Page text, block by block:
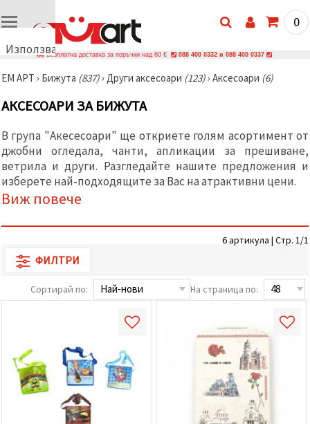
Използваме
🍪
бисквитки
за да
осигурим
правилната
работа на
сайта, да
подобрим
твоето
и, с твое
анализираме
трафика и
показваме
по-
включително
с помощта
на наши
партньори
за анализ
0
Безплатна доставка за поръчки над 60 € 088 400 0332 и 088 400 0337
ЕМ АРТ › Бижутa (837)› Други аксесоари (123)› Аксесоари (6)
АКСЕСОАРИ ЗА БИЖУТА
В група "Акесесоари" ще откриете голям асортимент от
джобни огледала, чанти, апликации за прешиване,
ветрила и други. Разгледайте нашите предложения и
изберете най-подходящите за Вас на атрактивни цени.
Виж повече
6 артикула | Стр. 1/1
ФИЛТРИ
Сортирай по: На страница по: